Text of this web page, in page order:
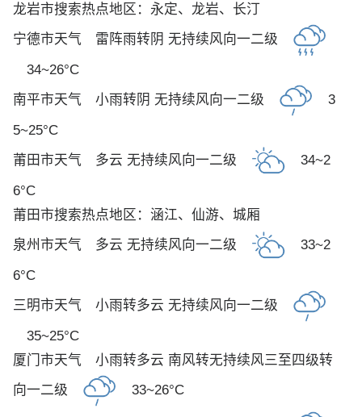
龙岩市搜索热点地区： 永定、 龙岩、 长汀
宁德市天气 雷阵雨转阴 无持续风向一二级
34~26°C
南平市天气 小雨转阴 无持续风向一二级 3
5~25°C
莆田市天气 多云 无持续风向一二级 34~2
6°C
莆田市搜索热点地区： 涵江、 仙游、 城厢
泉州市天气 多云 无持续风向一二级 33~2
6°C
三明市天气 小雨转多云 无持续风向一二级
35~25°C
厦门市天气 小雨转多云 南风转无持续风三至四级转
向一二级
33~26°C